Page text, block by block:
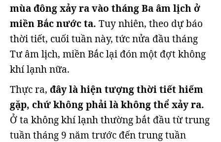
mùa đông xảy ra vào tháng Ba âm lịch ở
miền Bắc nước ta. Tuy nhiên, theo dự báo
thời tiết, cuối tuần này, tức nửa đầu tháng
Tư âm lịch, miền Bắc lại đón một đợt không
khí lạnh nữa.
Thực ra, đây là hiện tượng thời tiết hiếm
gặp, chứ không phải là không thể xảy ra.
Ở ta không khí lạnh thường bắt đầu từ trung
tuần tháng 9 năm trước đến trung tuần